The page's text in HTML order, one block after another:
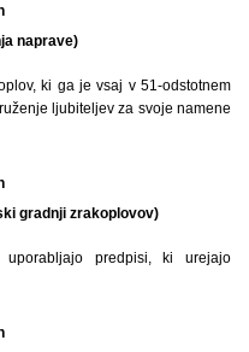
naprave)
ki ga je vsaj v 51-odstotnem
ljubiteljev za svoje namene
gradnji zrakoplovov)
predpisi, ki urejajo